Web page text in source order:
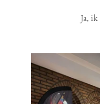
Ja,